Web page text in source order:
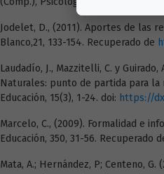
Jodelet, D., (2011). Aportes de las
Blanco,21, 133-154. Recuperado de
Laudadío, J., Mazzitelli, C. y
Naturales: punto de partida para
Educación, 15(3), 1-24. doi: https://
Marcelo, C., (2009). Formalidad e
Educación, 350, 31-56. Recuperado
Mata, A.; Hernández, P; Centeno,